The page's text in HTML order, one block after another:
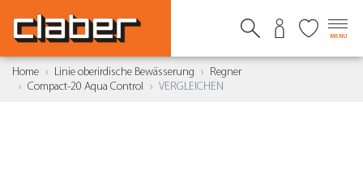
MENU
Home Linie oberirdische Bewässerung
Regner
Compact-20 Aqua Control
VERGLEICHEN